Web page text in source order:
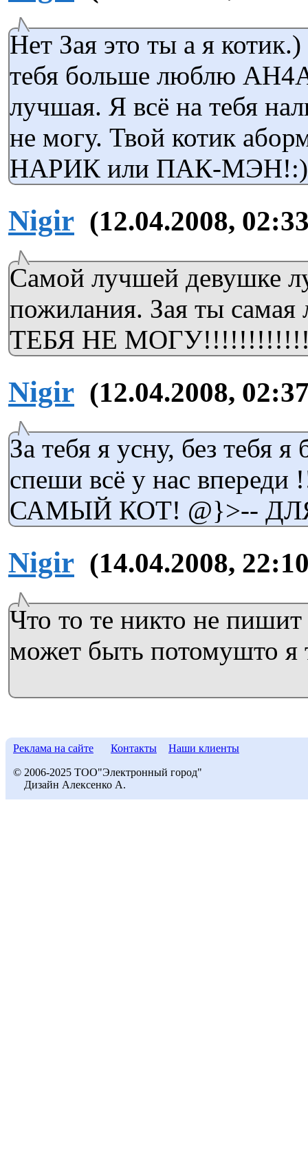
Нет Зая это ты а я
тебя больше люблю
лучшая. Я всё на тебя
не могу. Твой котик
НАРИК или ПАК-
Nigir (12.04.2008,
Самой лучшей девушке
пожилания. Зая ты
ТЕБЯ НЕ
Nigir (12.04.2008,
За тебя я усну, без тебя
спеши всё у нас
САМЫЙ КОТ! @}>--
Nigir (14.04.2008,
Что то те никто не
может быть потомушто
Реклама на сайте Контакты Наши клиенты
© 2006-2025 ТОО"Электронный город"
Дизайн Алексенко А.